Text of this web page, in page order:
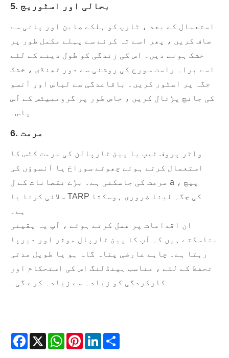
5. بحالی اور اسٹوریج
استعمال کے بعد ، ٹارپ کو ہلکے صابن اور پانی سے
صاف کریں ، پھر اسے تہ کرنے سے پہلے مکمل طور پر
خشک ہونے دیں۔ اس کی زندگی کو طول دینے کے لئے
اسے براہ راست سورج کی روشنی سے دور ٹھنڈی ، خشک
جگہ پر اسٹور کریں۔ باقاعدگی سے لباس اور آنسو
کی جانچ پڑتال کریں ، خاص طور پر گروممیٹس کے آس
پاس۔
6. مرمت
واٹر پروف ٹیپ یا پیئ ٹارپالن کی مرمت کٹس کا
استعمال کرتے ہوئے چھوٹے سوراخ یا آنسوؤں کی
مرمت کی جاسکتی ہے۔ بڑے نقصانات کے ل a ، پیچ
سلائی کرنا یا TARP کی جگہ لینا ضروری ہوسکتا
ہے۔
ان اقدامات پر عمل کرتے ہوئے ، آپ یہ یقینی
بناسکتے ہیں کہ آپ کا پیئ ٹارپال موثر اور دیرپا
رہتا ہے۔ چاہے عارضی پناہ گاہ ہو یا طویل مدتی
تحفظ کے لئے ، مناسب ہینڈلنگ اس کی استحکام اور
کارکردگی کو زیادہ سے زیادہ کرے گی۔
Facebook
X WhatsAppPinterestLinkedIn